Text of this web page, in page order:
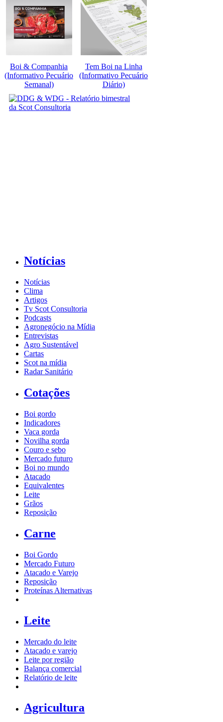
Boi & Companhia
(Informativo Pecuário
Semanal)
Tem Boi na Linha
(Informativo Pecuário
Diário)
Notícias
Notícias
Clima
Artigos
Tv Scot Consultoria
Podcasts
Agronegócio na Mídia
Entrevistas
Agro Sustentável
Cartas
Scot na mídia
Radar Sanitário
Cotações
Boi gordo
Indicadores
Vaca gorda
Novilha gorda
Couro e sebo
Mercado futuro
Boi no mundo
Atacado
Equivalentes
Leite
Grãos
Reposição
Carne
Boi Gordo
Mercado Futuro
Atacado e Varejo
Reposição
Proteínas Alternativas
Leite
Mercado do leite
Atacado e varejo
Leite por região
Balança comercial
Relatório de leite
Agricultura